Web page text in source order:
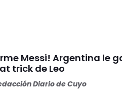
Messi! Argentina le
trick de Leo
Diario de Cuyo